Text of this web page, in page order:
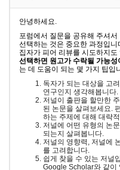
안녕하세요.
포럼에서 질문을 공유해 주셔
선택하는 것은 중요한 과정입
집자가 피어 리뷰를 시도하지
선택하면 원고가 수락될 가능성
는 데 도움이 되는 몇 가지 팁입
독자가 되는 대상을 고
연구인지 생각해봅니다.
저널이 출판을 할만한
된 논문을 살펴보세요.
하는 주제에 대해 대략
저널에 어떤 유형의 논
되는지 살펴봅니다.
저널의 영향력, 저널에
를 고려합니다.
쉽게 찾을 수 있는 저널
Google Scholar와 같이